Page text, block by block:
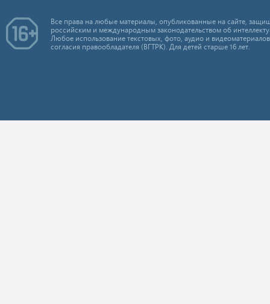
Все права на любые материалы, опубликованные на сайте,
российским и международным законодательством об
Любое использование текстовых, фото, аудио и
согласия правообладателя (ВГТРК). Для детей старше 16 лет.